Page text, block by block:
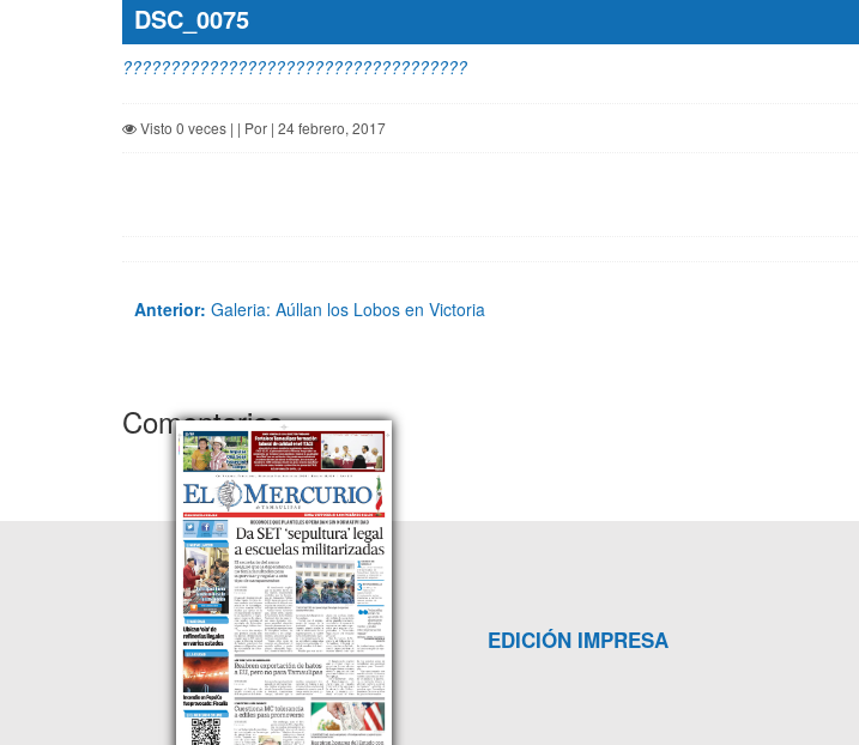
DSC_0075
????????????????????????????????????
Visto 0 veces | | Por | 24 febrero, 2017
Anterior: Galeria: Aúllan los Lobos en Victoria
Comentarios
EDICIÓN IMPRESA